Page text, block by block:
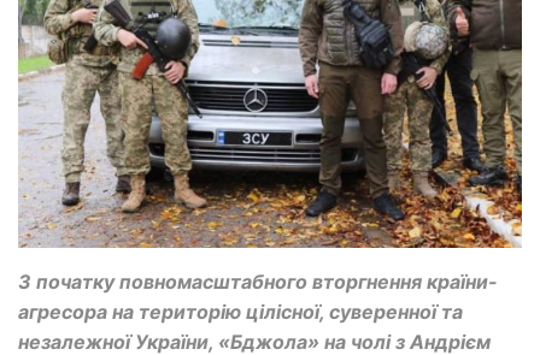
З початку повномасштабного вторгнення країни-
агресора на територію цілісної, суверенної та
незалежної України, «Бджола» на чолі з Андрієм